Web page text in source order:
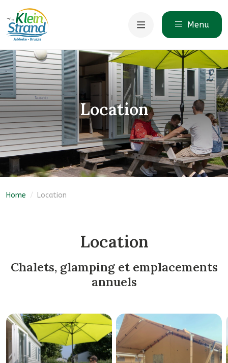
Menu
Location
Home / Location
Location
Chalets, glamping et emplacements
annuels